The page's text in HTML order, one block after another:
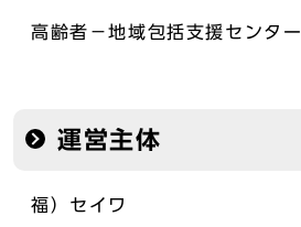
高齢者－地域包括支援センター
運営主体
福）セイワ